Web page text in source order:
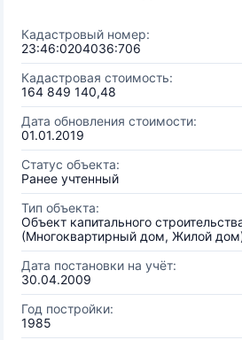
Кадастровый номер:
23:46:0204036:706
Кадастровая стоимость:
164 849 140,48
Дата обновления стоимости:
01.01.2019
Статус объекта:
Ранее учтенный
Тип объекта:
Объект капитального
(Многоквартирный дом, Жилой
Дата постановки на учёт:
30.04.2009
Год постройки:
1985